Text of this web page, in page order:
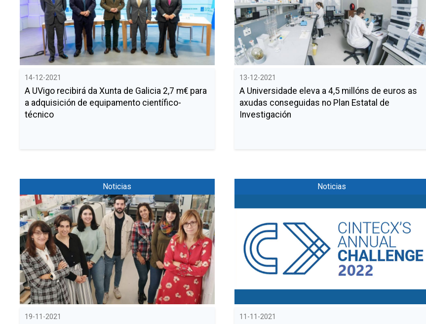
Contribuciones a congresos
Tesis
Spin offs
Divulgación científica
Alerta verde
Noticias
Eventos
Calendario
Prensa
Igualdad
Política de Igualdad
Igualdad en la investigación
Buscar
TwitterInstagramYoutubeLinkedin
14-12-2021
A UVigo recibirá da Xunta de Galicia 2,7 m€ para
a adquisición de equipamento científico-
técnico
13-12-2021
A Universidade eleva a 4,5 millóns de euros as
axudas conseguidas no Plan Estatal de
Investigación
Noticias
19-11-2021
Noticias
11-11-2021